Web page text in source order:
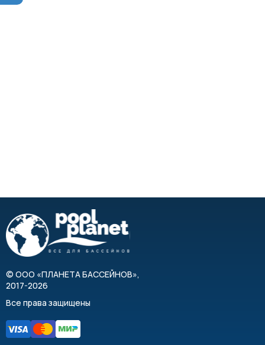
© ООО «ПЛАНЕТА БАССЕЙНОВ»,
2017-2026
Все права защищены